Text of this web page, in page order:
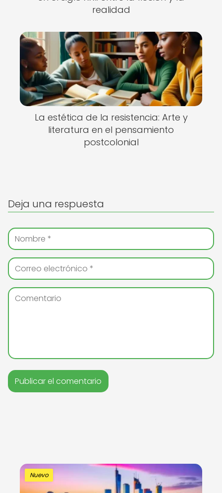
realidad
La estética de la resistencia: Arte y
literatura en el pensamiento
postcolonial
Deja una respuesta
Nuevo